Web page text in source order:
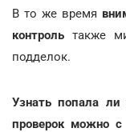
В то же время
контроль также
подделок.
Узнать попала
проверок можно